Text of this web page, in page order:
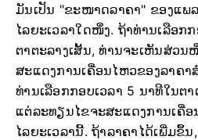
ມັນເປັນ "ຂະໜາດລາຄາ" ຂອງແພ
ໄລຍະເວລາໃດໜຶ່ງ. ຖ້າທ່ານເລືອກ
ຕາຕະລາງເສັ້ນ, ທ່ານຈະເຫັນສ່ວນ
ສະແດງການເຄື່ອນໄຫວຂອງລາຄາ
ທ່ານເລືອກກອບເວລາ 5 ນາທີໃນຕ
ແຕ່ລະທຽນໄຂຈະສະແດງການເຄື່
ໄລຍະເວລານີ້. ຖ້າລາຄາໄດ້ເພີ່ມຂຶ້